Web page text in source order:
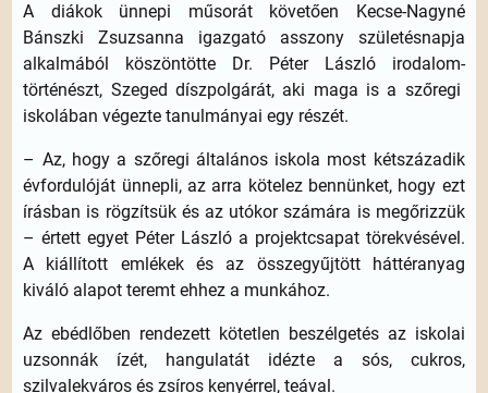
A diákok ünnepi műsorát követően Kecse-Nagyné
Bánszki Zsuzsanna igazgató asszony születésnapja
alkalmából köszöntötte Dr. Péter László irodalom-
történészt, Szeged díszpolgárát, aki maga is a szőregi
iskolában végezte tanulmányai egy részét.
– Az, hogy a szőregi általános iskola most kétszázadik
évfordulóját ünnepli, az arra kötelez bennünket, hogy ezt
írásban is rögzítsük és az utókor számára is megőrizzük
– értett egyet Péter László a projektcsapat törekvésével.
A kiállított emlékek és az összegyűjtött háttéranyag
kiváló alapot teremt ehhez a munkához.
Az ebédlőben rendezett kötetlen beszélgetés az iskolai
uzsonnák ízét, hangulatát idézte a sós, cukros,
szilvalekváros és zsíros kenyérrel, teával.